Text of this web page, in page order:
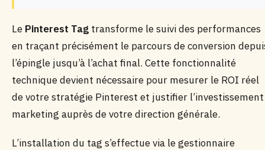
Le Pinterest Tag transforme le suivi des performances
en traçant précisément le parcours de conversion
l’épingle jusqu’à l’achat final. Cette fonctionnalité
technique devient nécessaire pour mesurer le ROI réel
de votre stratégie Pinterest et justifier l’investissement
marketing auprès de votre direction générale.
L’installation du tag s’effectue via le gestionnaire